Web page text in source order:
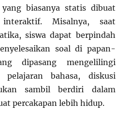
biasanya statis dibuat
Misalnya, saat
siswa dapat berpindah
soal di papan-
dipasang mengelilingi
pelajaran bahasa, diskusi
sambil berdiri dalam
percakapan lebih hidup.